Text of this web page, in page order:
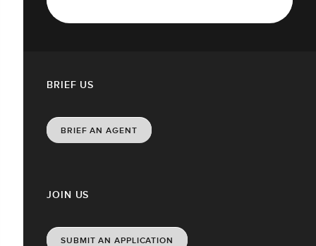
JOIN US
SUBMIT AN APPLICATION
BRIEF US
BRIEF AN AGENT